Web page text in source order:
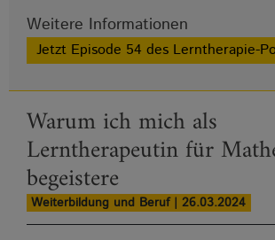
Weitere Informationen
Warum ich mich als
Lerntherapeutin für
begeistere
Weiterbildung und Beruf | 26.03.2024